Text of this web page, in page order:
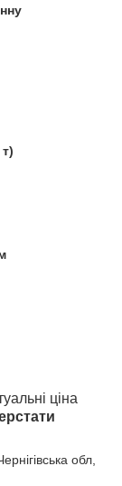
ціна
обл,